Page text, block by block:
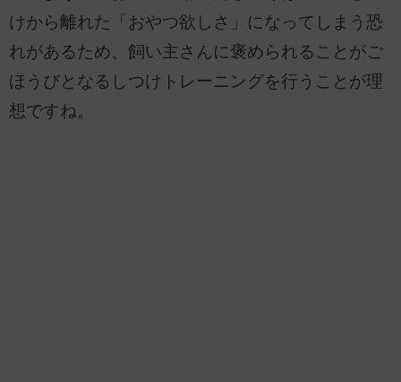
けから離れた「おやつ欲しさ」になってしまう恐
れがあるため、飼い主さんに褒められることがご
ほうびとなるしつけトレーニングを行うことが理
想ですね。